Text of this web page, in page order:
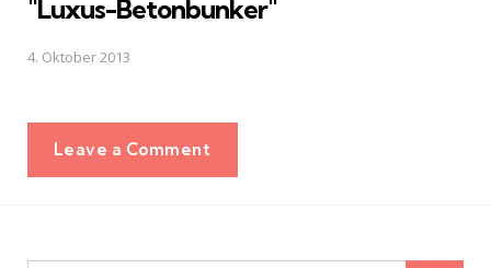
"Luxus-Betonbunker"
4. Oktober 2013
Leave a Comment